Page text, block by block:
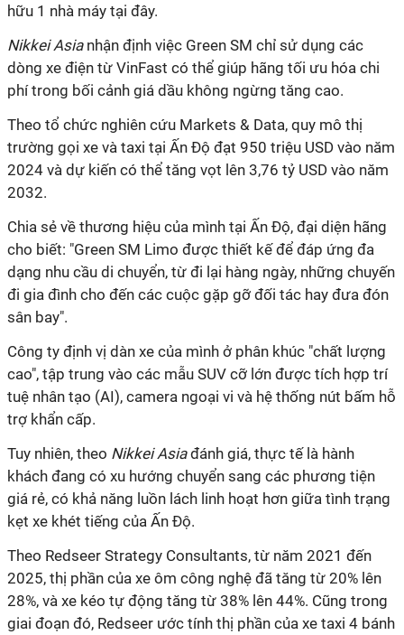
hữu 1 nhà máy tại đây.
Nikkei Asianhận định việc Green SM chỉ sử dụng các
dòng xe điện từ VinFast có thể giúp hãng tối ưu hóa chi
phí trong bối cảnh giá dầu không ngừng tăng cao.
Theo tổ chức nghiên cứu Markets & Data, quy mô thị
trường gọi xe và taxi tại Ấn Độ đạt 950 triệu USD vào năm
2024 và dự kiến có thể tăng vọt lên 3,76 tỷ USD vào năm
2032.
Chia sẻ về thương hiệu của mình tại Ấn Độ, đại diện hãng
cho biết: "Green SM Limo được thiết kế để đáp ứng đa
dạng nhu cầu di chuyển, từ đi lại hàng ngày, những chuyến
đi gia đình cho đến các cuộc gặp gỡ đối tác hay đưa đón
sân bay".
Công ty định vị dàn xe của mình ở phân khúc "chất lượng
cao", tập trung vào các mẫu SUV cỡ lớn được tích hợp trí
tuệ nhân tạo (AI), camera ngoại vi và hệ thống nút bấm hỗ
trợ khẩn cấp.
Tuy nhiên, theo Nikkei Asiađánh giá, thực tế là hành
khách đang có xu hướng chuyển sang các phương tiện
giá rẻ, có khả năng luồn lách linh hoạt hơn giữa tình trạng
kẹt xe khét tiếng của Ấn Độ.
Theo Redseer Strategy Consultants, từ năm 2021 đến
2025, thị phần của xe ôm công nghệ đã tăng từ 20% lên
28%, và xe kéo tự động tăng từ 38% lên 44%. Cũng trong
giai đoạn đó, Redseer ước tính thị phần của xe taxi 4 bánh